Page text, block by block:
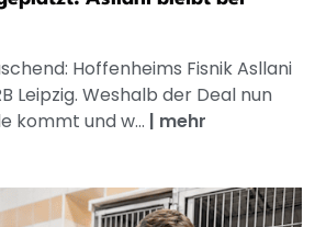
Hoffenheims Fisnik Asllani
Leipzig. Weshalb der Deal nun
kommt und w... | mehr